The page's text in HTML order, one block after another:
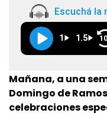
Escuchá la
1 1.5 10
Mañana, a una
Domingo de
celebraciones